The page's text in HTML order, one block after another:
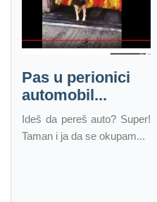
Pas u perionici
automobil...
Ideš da pereš auto? Super!
Taman i ja da se okupam...